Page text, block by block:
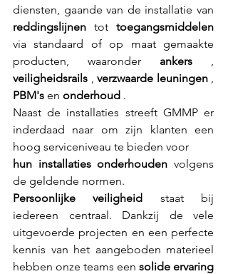
diensten, gaande van de installatie van
reddingslijnen tot toegangsmiddelen
via standaard of op maat gemaakte
producten, waaronder ankers ,
veiligheidsrails , verzwaarde leuningen,
PBM's en onderhoud .
Naast de installaties streeft GMMP er
inderdaad naar om zijn klanten een
hoog serviceniveau te bieden voor
hun installaties onderhouden volgens
de geldende normen.
Persoonlijke veiligheid staat bij
iedereen centraal. Dankzij de vele
uitgevoerde projecten en een perfecte
kennis van het aangeboden materieel
hebben onze teams een solide ervaring